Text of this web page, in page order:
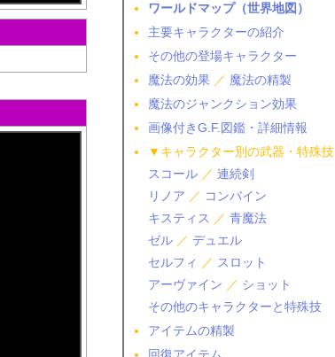
ワールドマップ（世界地図）
主要キャラクターの紹介
その他の登場キャラクター
魔法の効果 ／ 魔法の精製
魔法のジャンクション効果
画像付きG.F.図鑑・詳細情報
▼キャラクター別の武器・特殊技
スコール ／ 連続剣
リノア ／ コンバイン
キスティス ／ 青魔法
ゼル ／ デュエル
セルフィ
／ スロット
アーヴァイン ／ ショット
その他のキャラクターと特殊技
アイテムの精製